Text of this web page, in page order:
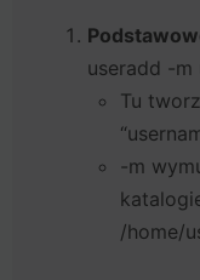
useradd -m
Tu
-m
/home/